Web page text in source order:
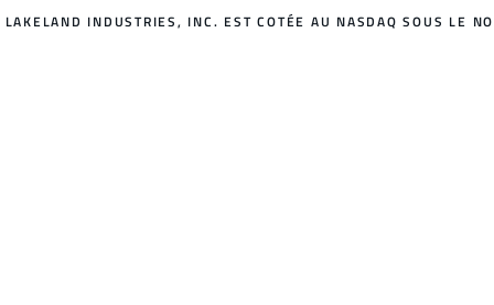
LAKELAND INDUSTRIES, INC. EST COTÉE AU NASDAQ SOUS LE